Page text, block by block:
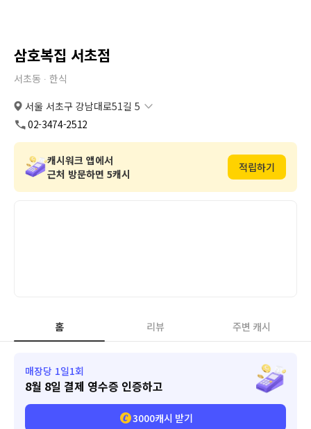
삼호복집 서초점
서초동 ∙ 한식
서울 서초구 강남대로51길 5
도로명 서울 서초구 강남대로51길 5
02-3474-2512
캐시워크 앱에서
근처 방문하면 5캐시
적립하기
홈 리뷰 주변 캐시
매장당 1일1회
8월 8일 결제 영수증 인증하고
3000캐시 받기